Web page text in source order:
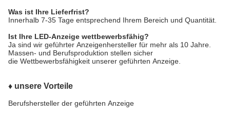
Was ist Ihre Lieferfrist?
Innerhalb 7-35 Tage entsprechend Ihrem Bereich und Quantität.
Ist Ihre LED-Anzeige wettbewerbsfähig?
Ja sind wir geführter Anzeigenhersteller für mehr als 10 Jahre.
Massen- und Berufsproduktion stellen sicher
die Wettbewerbsfähigkeit unserer geführten Anzeige.
♦ unsere Vorteile
Berufshersteller der geführten Anzeige